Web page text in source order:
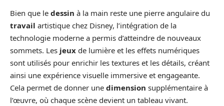
Bien que le dessin à la main reste une pierre angulaire du
travail artistique chez Disney, l’intégration de la
technologie moderne a permis d’atteindre de nouveaux
sommets. Les jeux de lumière et les effets numériques
sont utilisés pour enrichir les textures et les détails, créant
ainsi une expérience visuelle immersive et engageante.
Cela permet de donner une dimension supplémentaire à
l’œuvre, où chaque scène devient un tableau vivant.